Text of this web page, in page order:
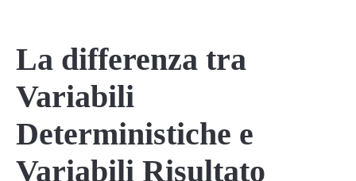
La differenza tra
Variabili
Deterministiche e
Variabili Risultato